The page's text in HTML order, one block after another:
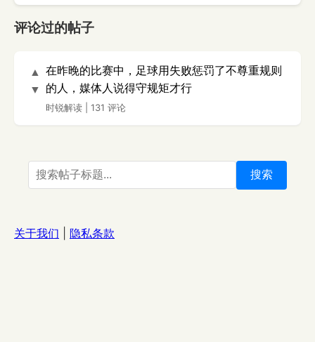
评论过的帖子
▲
▼
在昨晚的比赛中，足球用失败惩罚了不尊重规则
的人，媒体人说得守规矩才行
时锐解读 131 评论
搜索
关于我们 隐私条款